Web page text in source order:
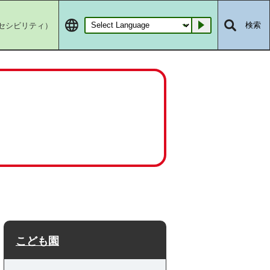
シビリティ） Go 検索
こども園